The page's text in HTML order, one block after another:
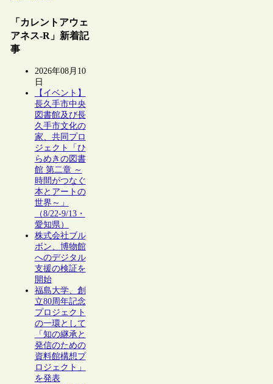
「カレントアウェ
アネス-R」新着記
事
2026年08月10
日
【イベント】
長久手市中央
図書館及び長
久手市文化の
家、共同プロ
ジェクト「ひ
らめきの図書
館 第二章 ～
時間がつなぐ
本とアートの
世界～」
（8/22-9/13・
愛知県）
株式会社ブル
ボン、博物館
へのデジタル
支援の検証を
開始
福島大学、創
立80周年記念
プロジェクト
の一環として
「知の継承と
発信のための
資料館構想プ
ロジェクト」
を発表